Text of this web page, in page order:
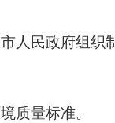
人民政府组
质量标准。